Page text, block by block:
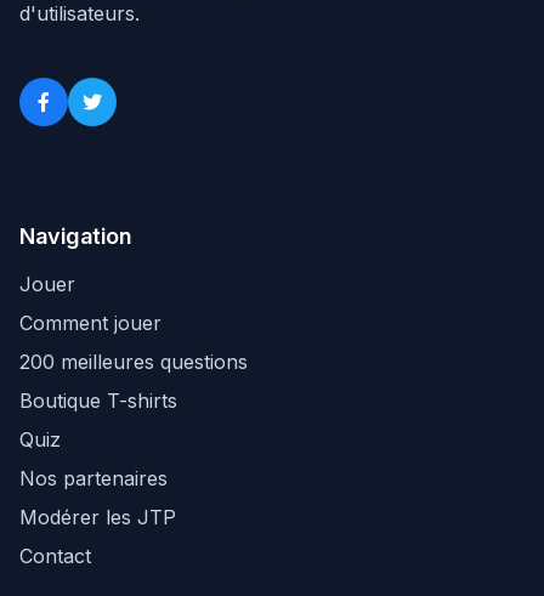
d'utilisateurs.
Navigation
Jouer
Comment jouer
200 meilleures questions
Boutique T-shirts
Quiz
Nos partenaires
Modérer les JTP
Contact